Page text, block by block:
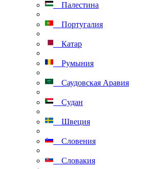
Палестина
Португалия
Катар
Румыния
Саудовская Аравия
Судан
Швеция
Словения
Словакия